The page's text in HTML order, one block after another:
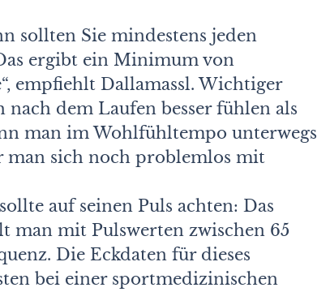
sollten Sie mindestens jeden
ergibt ein Minimum von
empfiehlt Dallamassl. Wichtiger
nach dem Laufen besser fühlen als
man im Wohlfühltempo unterwegs
man sich noch problemlos mit
auf seinen Puls achten: Das
man mit Pulswerten zwischen 65
Die Eckdaten für dieses
bei einer sportmedizinischen